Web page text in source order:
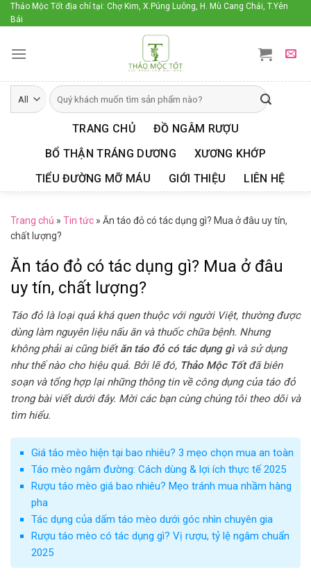
Skip
to
Thảo Mộc Tốt địa chỉ tại: Chợ Kim, X.Púng Luông, H. Mù Cang Chải, T.Yên
Bái
TRANG CHỦ
ĐỒ NGÂM RƯỢU
BỔ THẬN TRÁNG DƯƠNG
XƯƠNG KHỚP
TIỂU ĐƯỜNG MỠ MÁU
GIỚI THIỆU LIÊN HỆ
Trang chủ » Tin tức » Ăn táo đỏ có tác dụng gì? Mua ở đâu uy tín,
chất lượng?
Ăn táo đỏ có tác dụng gì? Mua ở đâu
uy tín, chất lượng?
Táo đỏ là loại quả khá quen thuộc với người Việt, thường được
dùng làm nguyên liệu nấu ăn và thuốc chữa bệnh. Nhưng
không phải ai cũng biếtăn táo đỏ có tác dụng gì và sử dụng
như thế nào cho hiệu quả. Bởi lẽ đó, Thảo Mộc Tốtđã biên
soạn và tổng hợp lại những thông tin về công dụng của táo đỏ
trong bài viết dưới đây. Mời các bạn cùng chúng tôi theo dõi và
tìm hiểu.
Giá táo mèo hiện tại bao nhiêu? 3 mẹo chọn mua an toàn
Táo mèo ngâm đường: Cách dùng & lợi ích thực tế 2025
Rượu táo mèo giá bao nhiêu? Mẹo tránh mua nhầm hàng
pha
Tác dụng của dấm táo mèo dưới góc nhìn chuyên gia
Rượu táo mèo có tác dụng gì? Vị rượu, tỷ lệ ngâm chuẩn
2025